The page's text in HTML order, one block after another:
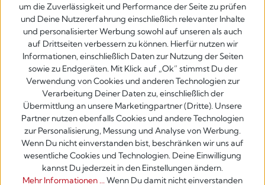
um die Zuverlässigkeit und Performance der Seite zu prüfen
und Deine Nutzererfahrung einschließlich relevanter Inhalte
und personalisierter Werbung sowohl auf unseren als auch
auf Drittseiten verbessern zu können. Hierfür nutzen wir
Informationen, einschließlich Daten zur Nutzung der Seiten
sowie zu Endgeräten. Mit Klick auf „Ok” stimmst Du der
Verwendung von Cookies und anderen Technologien zur
Verarbeitung Deiner Daten zu, einschließlich der
Übermittlung an unsere Marketingpartner (Dritte). Unsere
Partner nutzen ebenfalls Cookies und andere Technologien
zur Personalisierung, Messung und Analyse von Werbung.
Wenn Du nicht einverstanden bist, beschränken wir uns auf
wesentliche Cookies und Technologien. Deine Einwilligung
kannst Du jederzeit in den Einstellungen ändern.
Mehr Informationen ...Wenn Du damit nicht einverstanden